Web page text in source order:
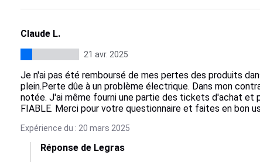
Claude L.
21 avr. 2025
Je n'ai pas été remboursé de mes pertes des produits
plein.Perte dûe à un problème électrique. Dans mon
notée. J'ai même fourni une partie des tickets d'achat et
FIABLE. Merci pour votre questionnaire et faites en bon
Expérience du : 20 mars 2025
Réponse de Legras